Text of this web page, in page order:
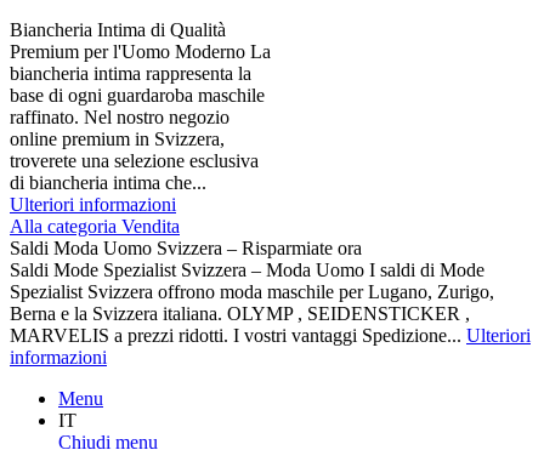
Biancheria Intima di Qualità
Premium per l'Uomo Moderno La
biancheria intima rappresenta la
base di ogni guardaroba maschile
raffinato. Nel nostro negozio
online premium in Svizzera,
troverete una selezione esclusiva
di biancheria intima che...
Ulteriori informazioni
Alla categoria Vendita
Saldi Moda Uomo Svizzera – Risparmiate ora
Saldi Mode Spezialist Svizzera – Moda Uomo I saldi di Mode
Spezialist Svizzera offrono moda maschile per Lugano, Zurigo,
Berna e la Svizzera italiana. OLYMP , SEIDENSTICKER ,
MARVELIS a prezzi ridotti. I vostri vantaggi Spedizione... Ulteriori
informazioni
Menu
IT
Chiudi menu